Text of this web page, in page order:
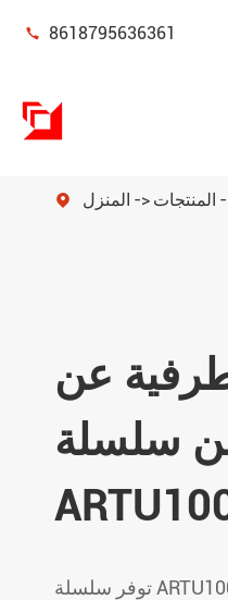
 8618795636361
مستشعر الطاقة
بوابة ذكية
جديدة للطاقة
طاقة معزول
 المنزل المنتجات
عن
من سلسلة
توفر سلسلة ARTU100 من Acrel وحدة طرفية عن بعد متعددة الدوائر مع